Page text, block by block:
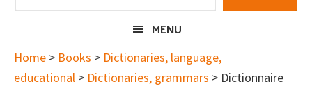
MENU
Home > Books > Dictionaries, language,
educational > Dictionaries, grammars > Dictionnaire